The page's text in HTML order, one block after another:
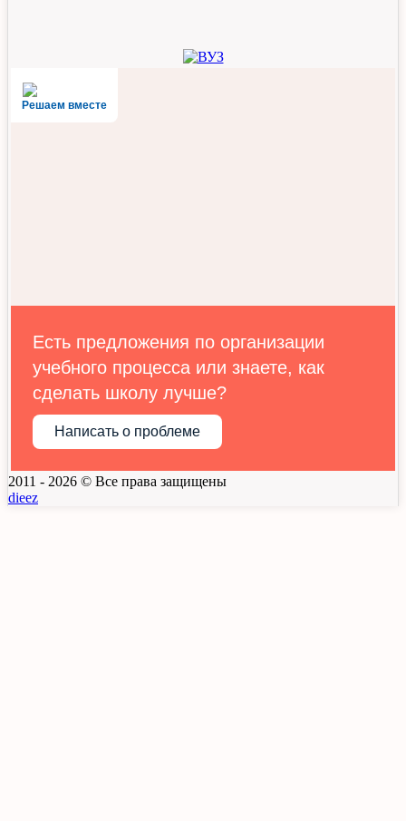
Решаем вместе
Есть предложения по организации
учебного процесса или знаете, как
сделать школу лучше?
Написать о проблеме
2011 - 2026 © Все права защищены
dieez